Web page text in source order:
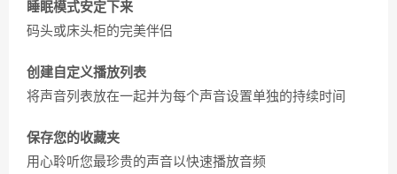
睡眠模式安定下来
码头或床头柜的完美伴侣
创建自定义播放列表
将声音列表放在一起并为每个声音设置单独的持续时间
保存您的收藏夹
用心聆听您最珍贵的声音以快速播放音频